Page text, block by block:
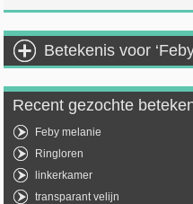
Betekenis voor
Recent gezochte
Feby melanie
Ringloren
linkerkamer
transparant velijn